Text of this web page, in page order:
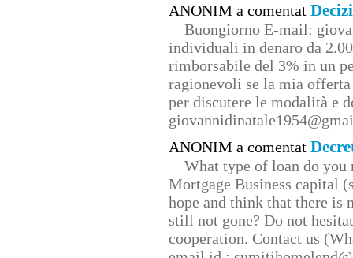
ANONIM a comentat
Buongiorno E-mail:
individuali in denaro da
rimborsabile del 3% in un
ragionevoli se la mia
per discutere le modalità e
ANONIM a comentat
What type of loan do you
Mortgage Business capital
hope and think that there is
still not gone? Do not
cooperation. Contact us